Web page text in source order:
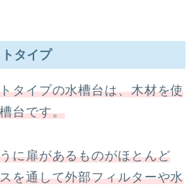
タイプ
タイプの水槽台は、木材を使
台です。
に扉があるものがほとんど
を通して外部フィルターや水